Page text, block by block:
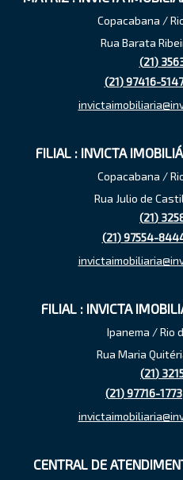
Copacabana /
Rua Barata
(21)
(21)97416-5147
FILIAL : INVICTA
Copacabana /
Rua Julio de
(21)
(21)97554-
FILIAL : INVICTA
Ipanema / Rio
Rua Maria
(21)
(21)97716-1773
CENTRAL DE